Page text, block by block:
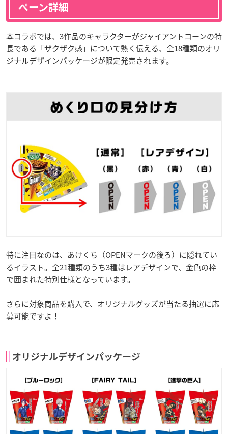
ペーン詳細
本コラボでは、3作品のキャラクターがジャイアントコーンの特
長である「ザクザク感」について熱く伝える、全18種類のオリ
ジナルデザインパッケージが限定発売されます。
特に注目なのは、あけくち（OPENマークの後ろ）に隠れてい
るイラスト。全21種類のうち3種はレアデザインで、金色の枠
で囲まれた特別仕様となっています。
さらに対象商品を購入で、オリジナルグッズが当たる抽選に応
募可能ですよ！
オリジナルデザインパッケージ